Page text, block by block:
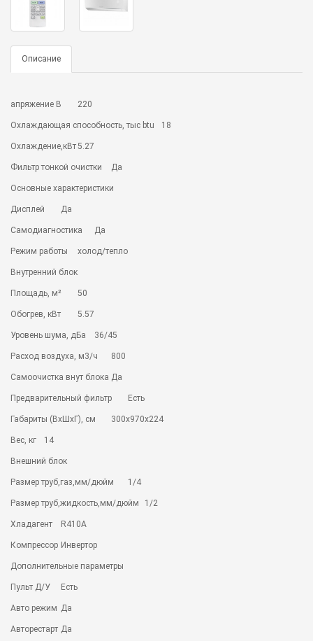
Описание
апряжение В 220
Охлаждающая способность, тыс btu 18
Охлаждение,кВт5.27
Фильтр тонкой очистки Да
Основные характеристики
Дисплей Да
Самодиагностика Да
Режим работы холод/тепло
Внутренний блок
Площадь, м² 50
Обогрев, кВт 5.57
Уровень шума, дБа 36/45
Расход воздуха, м3/ч 800
Самоочистка внут блока Да
Предварительный фильтр Есть
Габариты (ВхШхГ), см 300х970х224
Вес, кг 14
Внешний блок
Размер труб,газ,мм/дюйм 1/4
Размер труб,жидкость,мм/дюйм 1/2
Хладагент R410A
Компрессор Инвертор
Дополнительные параметры
Пульт Д/У Есть
Авто режим Да
Авторестарт Да